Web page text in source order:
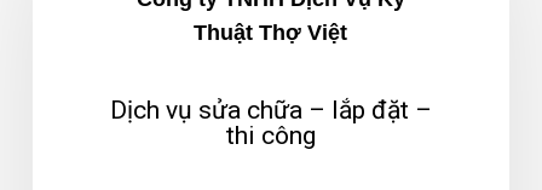
Thuật Thợ Việt
Dịch vụ sửa chữa – lắp đặt –
thi công